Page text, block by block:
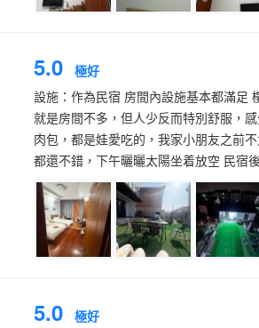
5.0 極好
設施：作為民宿 房間內設施基本都滿足
就是房間不多，但人少反而特別舒服，
肉包，都是娃愛吃的，我家小朋友之前
都還不錯，下午曬曬太陽坐着放空 民宿
5.0 極好